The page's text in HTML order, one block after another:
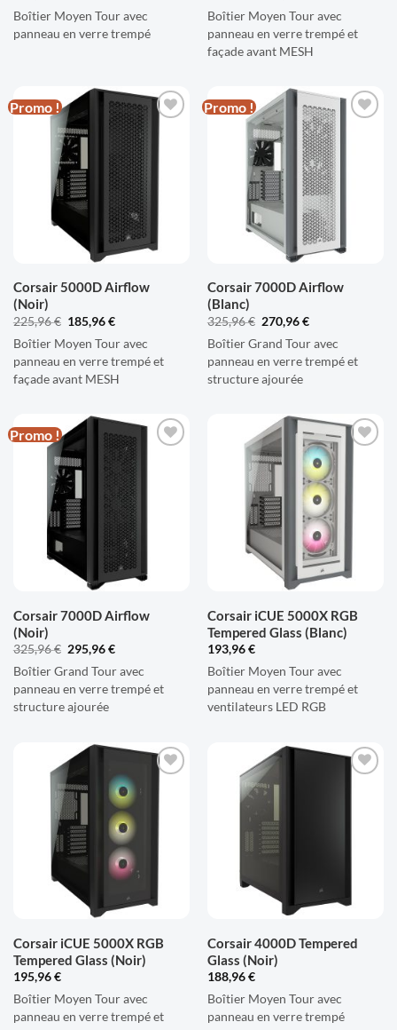
Boîtier Moyen Tour avec
panneau en verre trempé
initial
225,96 €.
actuel
186,96 €.
Boîtier Moyen Tour avec
panneau en verre trempé et
façade avant MESH
Promo !
AJOUTER
À LA
LISTE
D'ENVIES
Corsair 5000D Airflow
(Noir)
225,96€ Le
initial
225,96 €.
185,96€Le
actuel
185,96 €.
Boîtier Moyen Tour avec
panneau en verre trempé et
façade avant MESH
Promo !
AJOUTER
À LA
LISTE
D'ENVIES
Corsair 7000D Airflow
(Blanc)
325,96€ Le
initial
325,96 €.
270,96€Le
actuel
270,96 €.
Boîtier Grand Tour avec
panneau en verre trempé et
structure ajourée
Promo !
AJOUTER
À LA
LISTE
D'ENVIES
Corsair 7000D Airflow
(Noir)
325,96€ Le
initial
325,96 €.
295,96€Le
actuel
295,96 €.
Boîtier Grand Tour avec
panneau en verre trempé et
structure ajourée
AJOUTER
À LA
LISTE
D'ENVIES
Corsair iCUE 5000X RGB
Tempered Glass (Blanc)
193,96€
Boîtier Moyen Tour avec
panneau en verre trempé et
ventilateurs LED RGB
AJOUTER
À LA
LISTE
D'ENVIES
Corsair iCUE 5000X RGB
Tempered Glass (Noir)
195,96€
Boîtier Moyen Tour avec
panneau en verre trempé et
Corsair 4000D Tempered
Glass (Noir)
188,96€
Boîtier Moyen Tour avec
panneau en verre trempé